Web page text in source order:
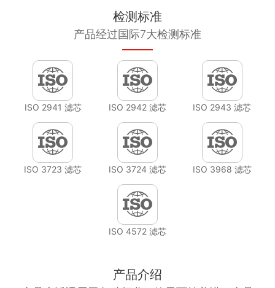
检测标准
产品经过国际7大检测标准
ISO 2941 滤芯 ISO 2942 滤芯 ISO 2943 滤芯
ISO 3723 滤芯 ISO 3724 滤芯 ISO 3968 滤芯
ISO 4572 滤芯
产品介绍